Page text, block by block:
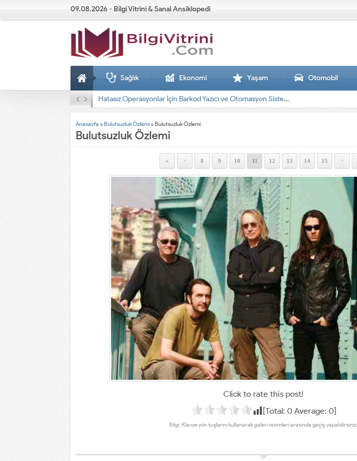
09.08.2026 - Bilgi Vitrini & Sanal Ansiklopedi
Sağlık Ekonomi Yaşam Otomobil
Dizel Jeneratörler
Anasayfa »Bulutsuzluk Özlemi »Bulutsuzluk Özlemi
Bulutsuzluk Özlemi
« < 8 9 10 11 12 13 14 15 >
Click to rate this post!
[Total: 0Average: 0]
Bilgi: Klavye yön tuşlarını kullanarak galeri resimleri arasında geçiş yapabilirsiniz.